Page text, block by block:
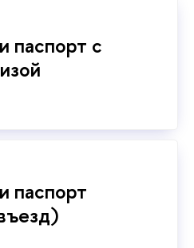
паспорт c
паспорт